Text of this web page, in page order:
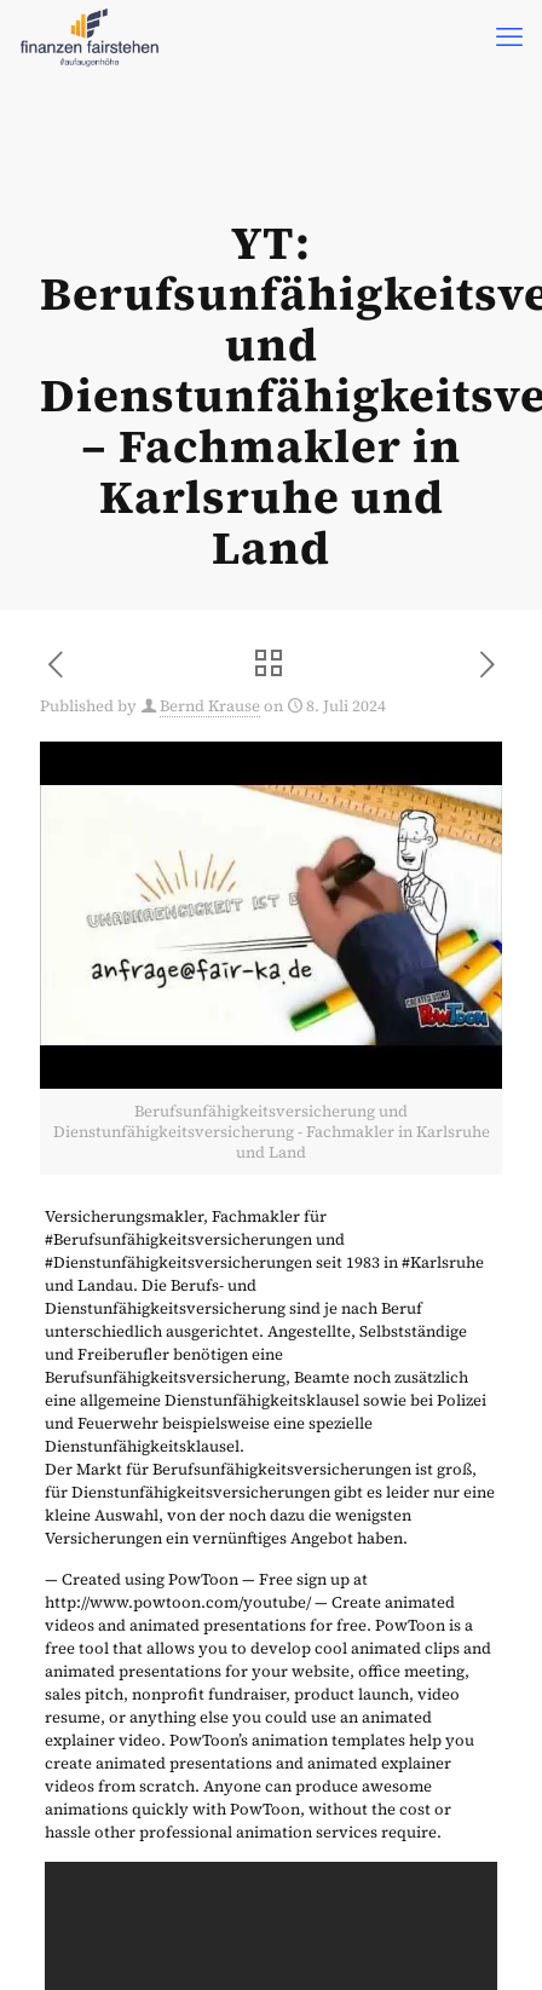
YT:
und
– Fachmakler in
Karlsruhe und
Land
Published by Bernd Krause on 8. Juli 2024
Berufsunfähigkeitsversicherung und
Dienstunfähigkeitsversicherung - Fachmakler in Karlsruhe
und Land
Versicherungsmakler, Fachmakler für
#Berufsunfähigkeitsversicherungen und
#Dienstunfähigkeitsversicherungen seit 1983 in #Karlsruhe
und Landau. Die Berufs- und
Dienstunfähigkeitsversicherung sind je nach Beruf
unterschiedlich ausgerichtet. Angestellte, Selbstständige
und Freiberufler benötigen eine
Berufsunfähigkeitsversicherung, Beamte noch zusätzlich
eine allgemeine Dienstunfähigkeitsklausel sowie bei Polizei
und Feuerwehr beispielsweise eine spezielle
Dienstunfähigkeitsklausel.
Der Markt für Berufsunfähigkeitsversicherungen ist groß,
für Dienstunfähigkeitsversicherungen gibt es leider nur eine
kleine Auswahl, von der noch dazu die wenigsten
Versicherungen ein vernünftiges Angebot haben.
— Created using PowToon — Free sign up at
http://www.powtoon.com/youtube/ — Create animated
videos and animated presentations for free. PowToon is a
free tool that allows you to develop cool animated clips and
animated presentations for your website, office meeting,
sales pitch, nonprofit fundraiser, product launch, video
resume, or anything else you could use an animated
explainer video. PowToon’s animation templates help you
create animated presentations and animated explainer
videos from scratch. Anyone can produce awesome
animations quickly with PowToon, without the cost or
hassle other professional animation services require.